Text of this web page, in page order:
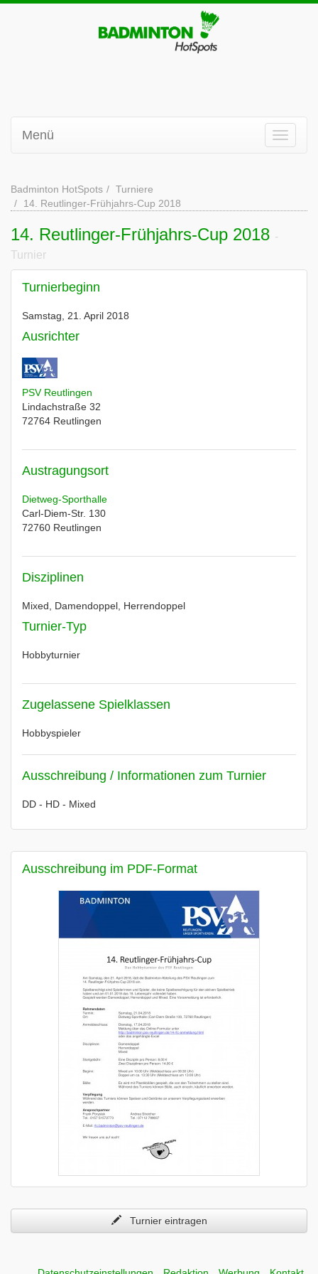
Menü
Badminton HotSpots
Turniere
14. Reutlinger-Frühjahrs-Cup 2018
14. Reutlinger-Frühjahrs-Cup 2018 -
Turnier
Turnierbeginn
Samstag, 21. April 2018
Ausrichter
PSV Reutlingen
Lindachstraße 32
72764 Reutlingen
Austragungsort
Dietweg-Sporthalle
Carl-Diem-Str. 130
72760 Reutlingen
Disziplinen
Mixed, Damendoppel, Herrendoppel
Turnier-Typ
Hobbyturnier
Zugelassene Spielklassen
Hobbyspieler
Ausschreibung / Informationen zum Turnier
DD - HD - Mixed
Ausschreibung im PDF-Format
Turnier eintragen